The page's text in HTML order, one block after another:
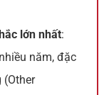
lớn nhất:
năm, đặc
(Other